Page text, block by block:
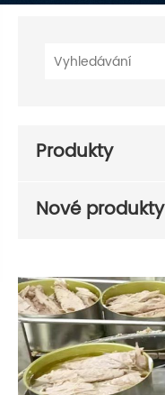
Produkty
Nové produkty